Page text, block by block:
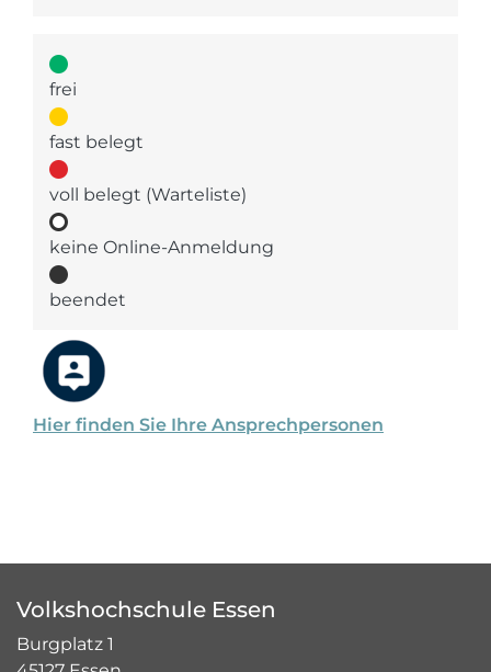
Hier finden Sie Ihre Ansprechpersonen
frei
fast belegt
voll belegt (Warteliste)
keine Online-Anmeldung
beendet
Volkshochschule Essen
Burgplatz 1